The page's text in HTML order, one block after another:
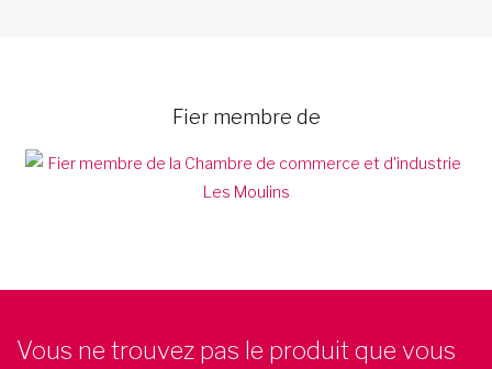
Fier membre de
Vous ne trouvez pas le produit que vous